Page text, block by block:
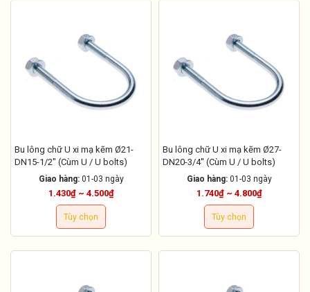
Bu lông chữ U xi mạ kẽm Ø21-
DN15-1/2" (Cùm U / U bolts)
Giao hàng: 01-03 ngày
1.430₫ ~ 4.500₫
Tùy chọn
Bu lông chữ U xi mạ kẽm Ø27-
DN20-3/4'' (Cùm U / U bolts)
Giao hàng: 01-03 ngày
1.740₫ ~ 4.800₫
Tùy chọn